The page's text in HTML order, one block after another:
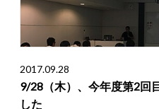
2017.09.28
9/28（木）、今年度第2回
した